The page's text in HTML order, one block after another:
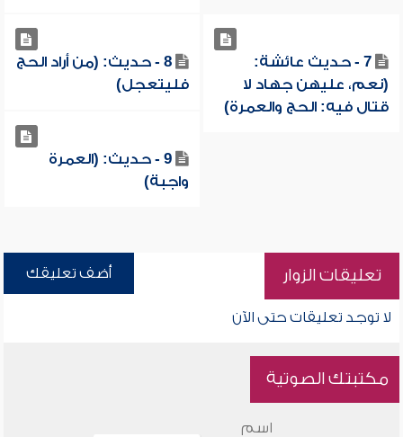
7 - حديث عائشة:
(نعم، عليهن جهاد لا
قتال فيه: الحج والعمرة)
8 - حديث: (من أراد الحج
فليتعجل)
9 - حديث: (العمرة
واجبة)
تعليقات الزوار أضف تعليقك
لا توجد تعليقات حتى الآن
مكتبتك الصوتية
اسم